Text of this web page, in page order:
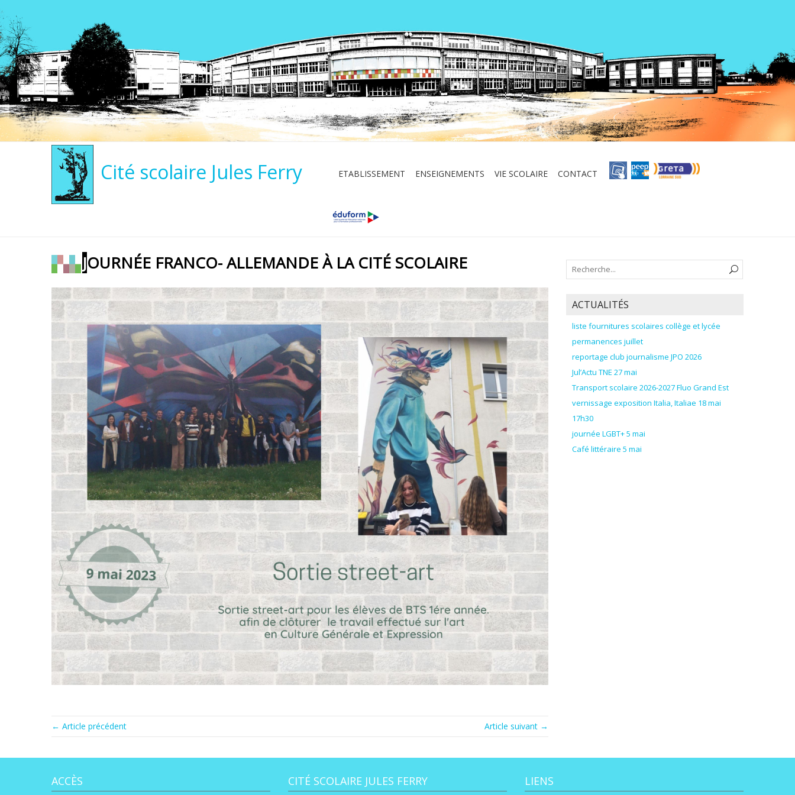
Cité scolaire Jules Ferry ETABLISSEMENT ENSEIGNEMENTS VIE SCOLAIRE CONTACT
JOURNÉE FRANCO- ALLEMANDE À LA CITÉ SCOLAIRE
← Article précédent Article suivant →
ACTUALITÉS
liste fournitures scolaires collège et lycée
permanences juillet
reportage club journalisme JPO 2026
Jul’Actu TNE 27 mai
Transport scolaire 2026-2027 Fluo Grand Est
vernissage exposition Italia, Italiae 18 mai
17h30
journée LGBT+ 5 mai
Café littéraire 5 mai
ACCÈS CITÉ SCOLAIRE JULES FERRY LIENS